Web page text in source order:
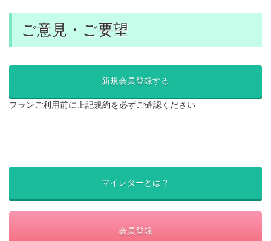
ご意見・ご要望
新規会員登録する
プランご利用前に上記規約を必ずご確認ください
マイレターとは？
会員登録